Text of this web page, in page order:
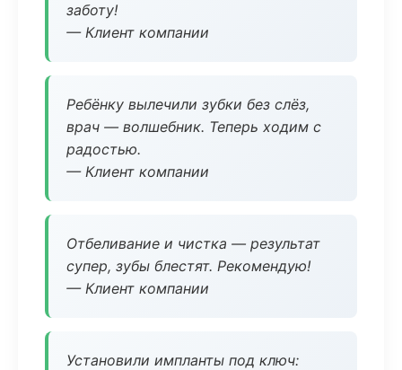
заботу!
— Клиент компании
Ребёнку вылечили зубки без слёз,
врач — волшебник. Теперь ходим с
радостью.
— Клиент компании
Отбеливание и чистка — результат
супер, зубы блестят. Рекомендую!
— Клиент компании
Установили импланты под ключ: